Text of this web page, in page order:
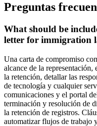
Preguntas
What should be
letter for immigration
Una carta de compromiso
alcance de la
la retención, detallar las
de tecnología y cualquier
comunicaciones y el portal
terminación y resolución de
la retención de registros.
automatizar flujos de trabajo